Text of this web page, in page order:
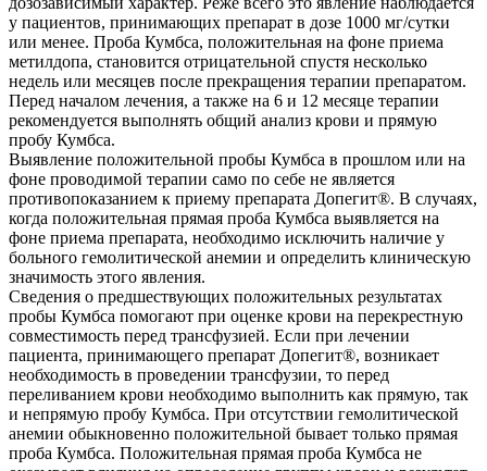
у пациентов, принимающих препарат в дозе 1000 мг/сутки
или менее. Проба Кумбса, положительная на фоне приема
метилдопа, становится отрицательной спустя несколько
недель или месяцев после прекращения терапии препаратом.
Перед началом лечения, а также на 6 и 12 месяце терапии
рекомендуется выполнять общий анализ крови и прямую
пробу Кумбса.
Выявление положительной пробы Кумбса в прошлом или на
фоне проводимой терапии само по себе не является
противопоказанием к приему препарата Допегит®. В случаях,
когда положительная прямая проба Кумбса выявляется на
фоне приема препарата, необходимо исключить наличие у
больного гемолитической анемии и определить клиническую
значимость этого явления.
Сведения о предшествующих положительных результатах
пробы Кумбса помогают при оценке крови на перекрестную
совместимость перед трансфузией. Если при лечении
пациента, принимающего препарат Допегит®, возникает
необходимость в проведении трансфузии, то перед
переливанием крови необходимо выполнить как прямую, так
и непрямую пробу Кумбса. При отсутствии гемолитической
анемии обыкновенно положительной бывает только прямая
проба Кумбса. Положительная прямая проба Кумбса не